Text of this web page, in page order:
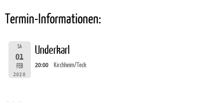
Termin-Informationen:
SA
01
FEB
2020
Underkarl
20:00 Kirchheim/Teck